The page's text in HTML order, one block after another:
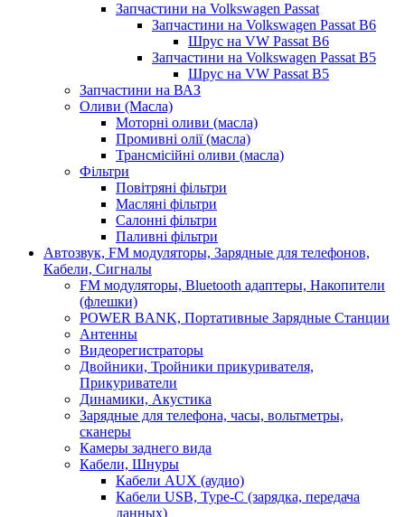
Запчастини на Volkswagen Passat
Запчастини на Volkswagen Passat B6
Шрус на VW Passat B6
Запчастини на Volkswagen Passat B5
Шрус на VW Passat B5
Запчастини на ВАЗ
Оливи (Масла)
Моторні оливи (масла)
Промивні олії (масла)
Трансмісійні оливи (масла)
Фільтри
Повітряні фільтри
Масляні фільтри
Салонні фільтри
Паливні фільтри
Автозвук, FM модуляторы, Зарядные для телефонов,
Кабели, Сигналы
FM модуляторы, Bluetooth адаптеры, Накопители
(флешки)
POWER BANK, Портативные Зарядные Станции
Антенны
Видеорегистраторы
Двойники, Тройники прикуривателя,
Прикуриватели
Динамики, Акустика
Зарядные для телефона, часы, вольтметры,
сканеры
Камеры заднего вида
Кабели, Шнуры
Кабели AUX (аудио)
Кабели USB, Type-C (зарядка, передача
данных)